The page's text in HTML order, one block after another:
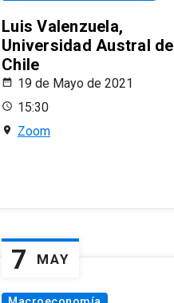
Luis Valenzuela,
Universidad Austral de
Chile
19 de Mayo de 2021
15:30
Zoom
7 MAY